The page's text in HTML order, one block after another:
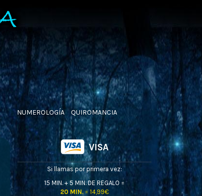
NUMEROLOGÍA QUIROMANCIA
VISA
Si llamas por primera vez:
15 MIN. + 5 MIN. DE REGALO =
20 MIN.= 14,99€